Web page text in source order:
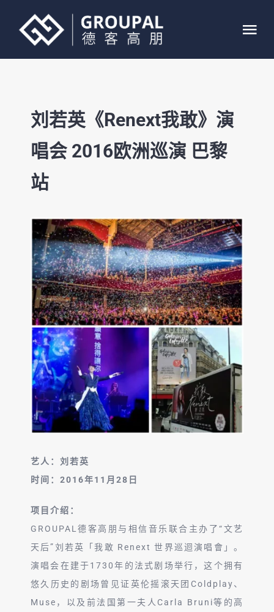
关于我们
业务介绍
联系我们
English
刘若英《Renext我敢》演
唱会 2016欧洲巡演 巴黎
站
艺人：刘若英
时间：2016年11月28日
项目介绍：
GROUPAL德客高朋与相信音乐联合主办了“文艺
天后”刘若英「我敢 Renext 世界巡迴演唱會」。
演唱会在建于1730年的法式剧场举行，这个拥有
悠久历史的剧场曾见证英伦摇滚天团Coldplay、
Muse，以及前法国第一夫人Carla Bruni等的高